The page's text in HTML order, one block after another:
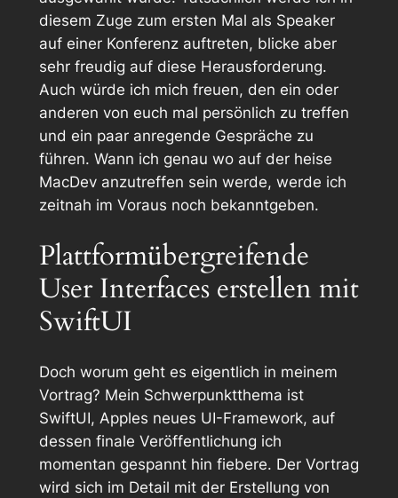
diesem Zuge zum ersten Mal als Speaker
auf einer Konferenz auftreten, blicke aber
sehr freudig auf diese Herausforderung.
Auch würde ich mich freuen, den ein oder
anderen von euch mal persönlich zu treffen
und ein paar anregende Gespräche zu
führen. Wann ich genau wo auf der heise
MacDev anzutreffen sein werde, werde ich
zeitnah im Voraus noch bekanntgeben.
Plattformübergreifende
User Interfaces erstellen mit
SwiftUI
Doch worum geht es eigentlich in meinem
Vortrag? Mein Schwerpunktthema ist
SwiftUI, Apples neues UI-Framework, auf
dessen finale Veröffentlichung ich
momentan gespannt hin fiebere. Der Vortrag
wird sich im Detail mit der Erstellung von